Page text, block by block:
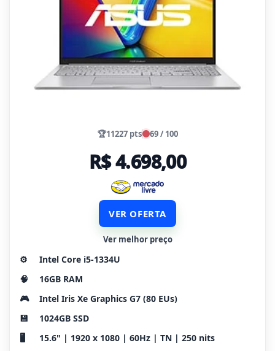
🏆11227 pts 69 / 100
R$ 4.698,00
VER OFERTA
Ver melhor preço
⚙️
Intel Core i5-1334U
🧠
16GB RAM
🎮
Intel Iris Xe Graphics G7 (80 EUs)
💾
1024GB SSD
🖥️
15.6" | 1920 x 1080 | 60Hz | TN | 250 nits